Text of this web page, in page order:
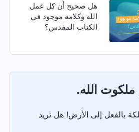
هل صحيح أن كل عمل
الله وكلامه موجود في
الكتاب المقدس؟
ملكوت الله.
بالفعل إلى الأرض! هل تريد